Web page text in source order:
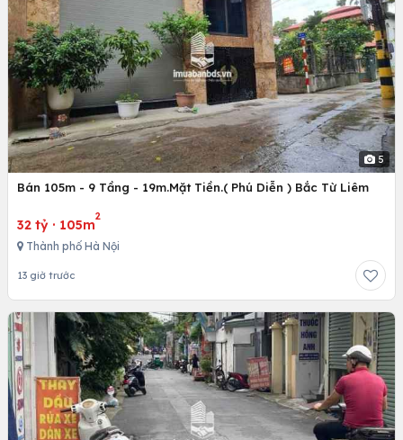
5
Bán 105m - 9 Tầng - 19m.Mặt Tiền.( Phú Diễn ) Bắc Từ Liêm
32 tỷ · 105m
2
Thành phố Hà Nội
13 giờ trước